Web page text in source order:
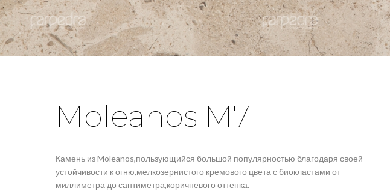
Moleanos
Gascogne
среднезернистый
Бежевый
Moleanos
Gascogne Микс
Moleanos M7
Камень из Moleanos,пользующийся большой популярностью благодаря своей
устойчивости к огню,мелкозернистого кремового цвета с биокластами от
миллиметра до сантиметра,коричневого оттенка.